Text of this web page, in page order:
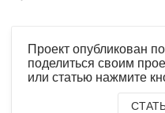
Проект опубликован
поделиться своим
или статью нажмите